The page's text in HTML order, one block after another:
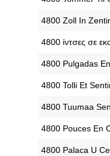
‎4800 Zoll In
‎4800 ίντσες σε
‎4800 Pulgadas
‎4800 Tolli Et
‎4800 Tuumaa
‎4800 Pouces En
‎4800 Palaca U